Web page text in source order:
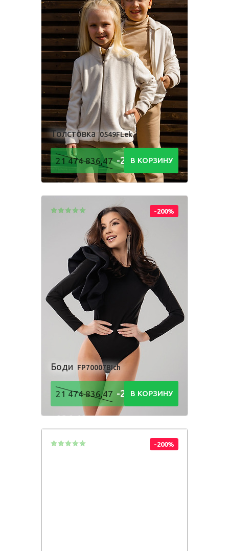
Толстовка 0549FLek
21 474 836,47-21 474
836,48Р
В КОРЗИНУ
-200%
Боди FP70007BIch
21 474 836,47 -21 474
836,48Р
В КОРЗИНУ
-200%